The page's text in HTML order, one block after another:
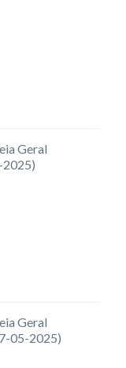
Geral
2025)
Geral
05-2025)